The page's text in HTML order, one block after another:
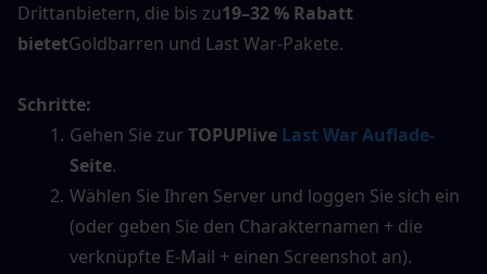
Drittanbietern, die bis zu19–32 % Rabatt
bietetGoldbarren und Last War-Pakete.
Schritte:
Gehen Sie zur TOPUPlive Last War Auflade-
Seite.
Wählen Sie Ihren Server und loggen Sie sich ein
(oder geben Sie den Charakternamen + die
verknüpfte E-Mail + einen Screenshot an).